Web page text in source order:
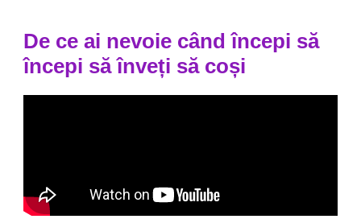
De ce ai nevoie când începi să
începi să înveți să coși